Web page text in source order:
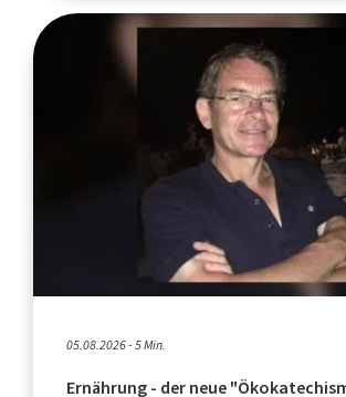
05.08.2026 - 5 Min.
Ernährung - der neue